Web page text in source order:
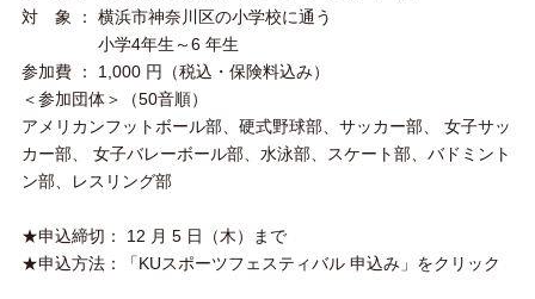
対 象 ： 横浜市神奈川区の小学校に通う
小学4年生～6 年生
参加費 ： 1,000 円（税込・保険料込み）
＜参加団体＞（50音順）
アメリカンフットボール部、硬式野球部、サッカー部、 女子サッ
カー部、 女子バレーボール部、水泳部、スケート部、バドミント
ン部、レスリング部
★申込締切： 12 月 5 日（木）まで
★申込方法：「KUスポーツフェスティバル 申込み」をクリック